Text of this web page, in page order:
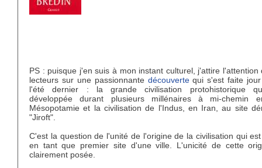
PS : puisque j'en suis à mon instant culturel, j'attire l'attention
lecteurs sur une passionnante découvertequi s'est faite jour
l'été dernier : la grande civilisation protohistorique
développée durant plusieurs millénaires à mi-chemin
Mésopotamie et la civilisation de l'Indus, en Iran, au site
"Jiroft".
C'est la question de l'unité de l'origine de la civilisation qui
en tant que premier site d'une ville. L'unicité de cette
clairement posée.